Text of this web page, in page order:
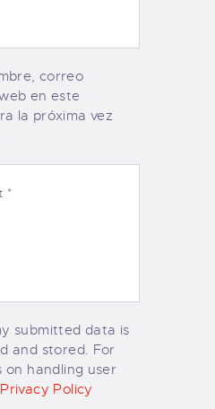
correo
en este
la próxima vez
submitted data is
and stored. For
handling user
Privacy Policy